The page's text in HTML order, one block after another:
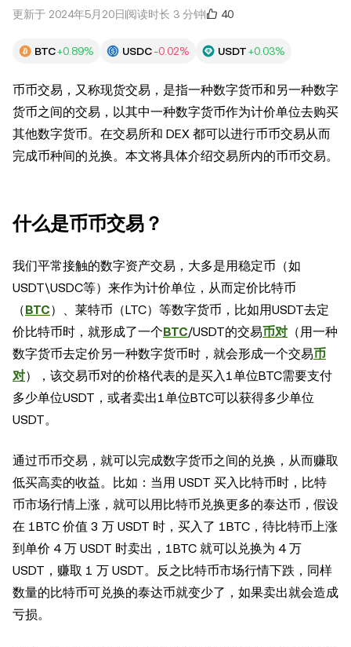
更新于 2024年5月20日 阅读时长 3 分钟 40
BTC+0.89% USDC-0.02% USDT+0.03%
币币交易，又称现货交易，是指一种数字货币和另一种数字
货币之间的交易，以其中一种数字货币作为计价单位去购买
其他数字货币。在交易所和 DEX 都可以进行币币交易从而
完成币种间的兑换。本文将具体介绍交易所内的币币交易。
什么是币币交易？
我们平常接触的数字资产交易，大多是用稳定币（如
USDT\USDC等）来作为计价单位，从而定价比特币
（BTC）、莱特币（LTC）等数字货币，比如用USDT去定
价比特币时，就形成了一个BTC/USDT的交易币对 （用一种
数字货币去定价另一种数字货币时，就会形成一个交易币
对），该交易币对的价格代表的是买入1单位BTC需要支付
多少单位USDT，或者卖出1单位BTC可以获得多少单位
USDT。
通过币币交易，就可以完成数字货币之间的兑换，从而赚取
低买高卖的收益。比如：当用 USDT 买入比特币时，比特
币市场行情上涨，就可以用比特币兑换更多的泰达币，假设
在 1BTC 价值 3 万 USDT 时，买入了 1BTC，待比特币上涨
到单价 4 万 USDT 时卖出，1BTC 就可以兑换为 4 万
USDT，赚取 1 万 USDT。反之比特币市场行情下跌，同样
数量的比特币可兑换的泰达币就变少了，如果卖出就会造成
亏损。